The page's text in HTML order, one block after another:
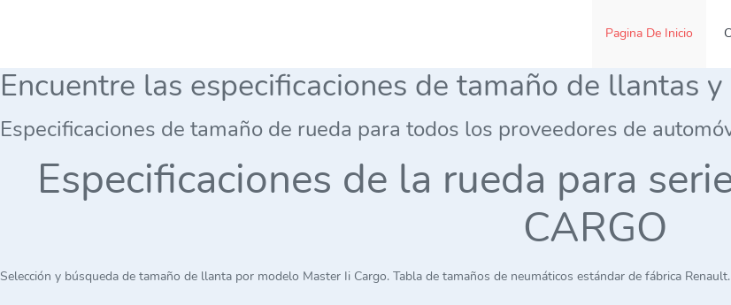
Pagina De Inicio
Encuentre las especificaciones de tamaño de llantas
Especificaciones de tamaño de rueda para todos los proveedores de
Especificaciones de la rueda para
CARGO
Selección y búsqueda de tamaño de llanta por modelo Master Ii Cargo. Tabla de tamaños de neumáticos estándar de fábrica Renault.